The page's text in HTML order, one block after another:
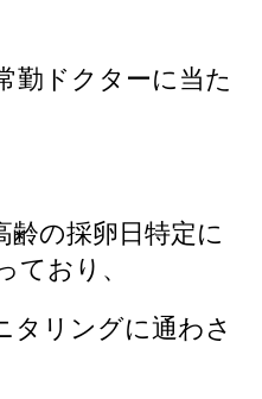
勤ドクターに当た
の採卵日特定に
ており、
タリングに通わさ